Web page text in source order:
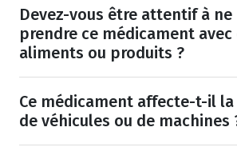
Devez-vous être attentif à ne
prendre ce médicament
aliments ou produits ?
Ce médicament affecte-t-il
de véhicules ou de machines